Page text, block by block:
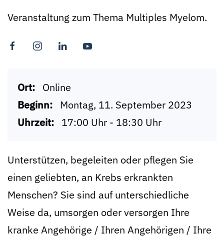
Veranstaltung zum Thema Multiples Myelom.
Ort: Online
Beginn: Montag, 11. September 2023
Uhrzeit: 17:00 Uhr - 18:30 Uhr
Unterstützen, begeleiten oder pflegen Sie
einen geliebten, an Krebs erkrankten
Menschen? Sie sind auf unterschiedliche
Weise da, umsorgen oder versorgen Ihre
kranke Angehörige / Ihren Angehörigen / Ihre